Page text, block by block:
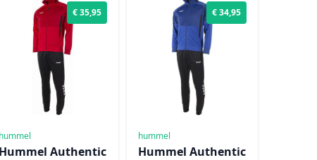
€ 35,95
hummel
Hummel Authentic
€ 34,95
hummel
Hummel Authentic